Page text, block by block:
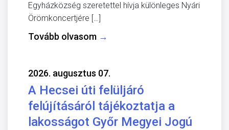
Egyházközség szeretettel hívja különleges Nyári
Örömkoncertjére […]
Tovább olvasom →
2026. augusztus 07.
A Hecsei úti felüljáró
felújításáról tájékoztatja a
lakosságot Győr Megyei Jogú